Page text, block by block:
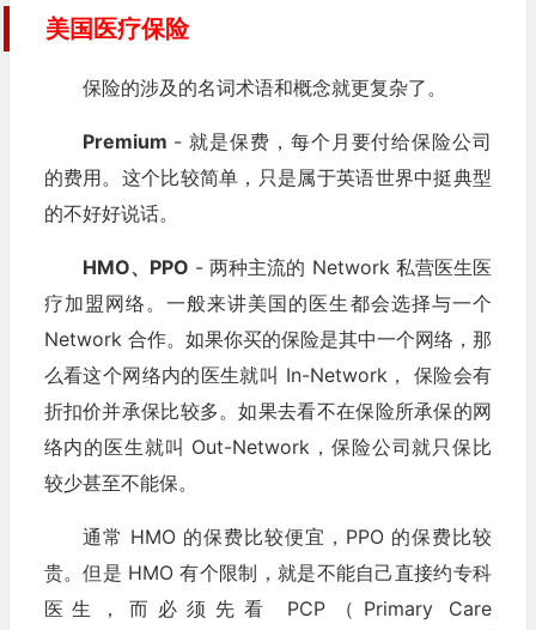
美国医疗保险
保险的涉及的名词术语和概念就更复杂了。
Premium - 就是保费，每个月要付给保险公司
的费用。这个比较简单，只是属于英语世界中挺典型
的不好好说话。
HMO、PPO - 两种主流的 Network 私营医生医
疗加盟网络。一般来讲美国的医生都会选择与一个
Network 合作。如果你买的保险是其中一个网络，那
么看这个网络内的医生就叫 In-Network， 保险会有
折扣价并承保比较多。如果去看不在保险所承保的网
络内的医生就叫 Out-Network，保险公司就只保比
较少甚至不能保。
通常 HMO 的保费比较便宜，PPO 的保费比较
贵。但是 HMO 有个限制，就是不能自己直接约专科
医生，而必须先看 PCP（Primary Care